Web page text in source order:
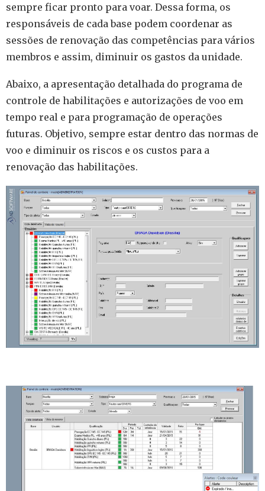
sempre ficar pronto para voar. Dessa forma, os
responsáveis de cada base podem coordenar as
sessões de renovação das competências para vários
membros e assim, diminuir os gastos da unidade.
Abaixo, a apresentação detalhada do programa de
controle de habilitações e autorizações de voo em
tempo real e para programação de operações
futuras. Objetivo, sempre estar dentro das normas de
voo e diminuir os riscos e os custos para a
renovação das habilitações.